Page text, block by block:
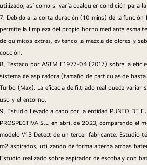
utilizado, así como si varía cualquier condición para la
7. Debido a la corta duración (10 mins) de la función
permite la limpieza del propio horno mediante
de químicos extras, evitando la mezcla de olores y
cocción.
8. Testado por ASTM F1977-04 (2017) sobre la
sistema de aspiradora (tamaño de partículas de
Turbo (Max). La eficacia de filtrado real puede variar
uso y el entorno.
9. Estudio llevado a cabo por la entidad PUNTO DE
PROSPECTIVA S.L. en abril de 2023, comparando el
modelo V15 Detect de un tercer fabricante. Estudio
m2 aspirados, utilizando de forma alterna ambas
Estudio realizado sobre aspirador de escoba y con